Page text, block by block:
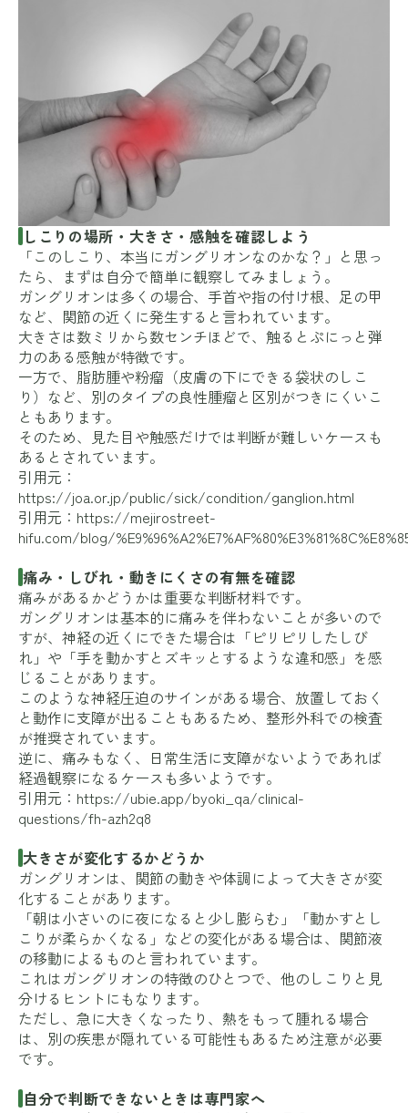
しこりの場所・大きさ・感触を確認しよう
「このしこり、本当にガングリオンなのかな？」と思っ
たら、まずは自分で簡単に観察してみましょう。
ガングリオンは多くの場合、手首や指の付け根、足の甲
など、関節の近くに発生すると言われています。
大きさは数ミリから数センチほどで、触るとぷにっと弾
力のある感触が特徴です。
一方で、脂肪腫や粉瘤（皮膚の下にできる袋状のしこ
り）など、別のタイプの良性腫瘤と区別がつきにくいこ
ともあります。
そのため、見た目や触感だけでは判断が難しいケースも
あるとされています。
引用元：
https://joa.or.jp/public/sick/condition/ganglion.html
引用元： https://mejirostreet-
hifu.com/blog/
痛み・しびれ・動きにくさの有無を確認
痛みがあるかどうかは重要な判断材料です。
ガングリオンは基本的に痛みを伴わないことが多いので
すが、神経の近くにできた場合は「ピリピリしたしび
れ」や「手を動かすとズキッとするような違和感」を感
じることがあります。
このような神経圧迫のサインがある場合、放置しておく
と動作に支障が出ることもあるため、整形外科での検査
が推奨されています。
逆に、痛みもなく、日常生活に支障がないようであれば
経過観察になるケースも多いようです。
引用元： https://ubie.app/byoki_qa/clinical-
questions/fh-azh2q8
大きさが変化するかどうか
ガングリオンは、関節の動きや体調によって大きさが変
化することがあります。
「朝は小さいのに夜になると少し膨らむ」「動かすとし
こりが柔らかくなる」などの変化がある場合は、関節液
の移動によるものと言われています。
これはガングリオンの特徴のひとつで、他のしこりと見
分けるヒントにもなります。
ただし、急に大きくなったり、熱をもって腫れる場合
は、別の疾患が隠れている可能性もあるため注意が必要
です。
自分で判断できないときは専門家へ